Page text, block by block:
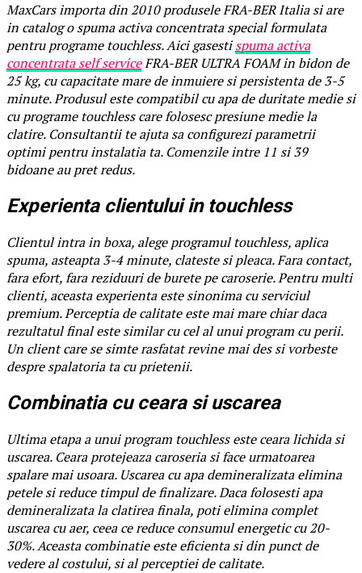
MaxCars importa din 2010 produsele FRA-BER Italia si are
in catalog o spuma activa concentrata special formulata
pentru programe touchless. Aici gasestispuma activa
concentrata self serviceFRA-BER ULTRA FOAM in bidon de
25 kg, cu capacitate mare de inmuiere si persistenta de 3-5
minute. Produsul este compatibil cu apa de duritate medie si
cu programe touchless care folosesc presiune medie la
clatire. Consultantii te ajuta sa configurezi parametrii
optimi pentru instalatia ta. Comenzile intre 11 si 39
bidoane au pret redus.
Experienta clientului in touchless
Clientul intra in boxa, alege programul touchless, aplica
spuma, asteapta 3-4 minute, clateste si pleaca. Fara contact,
fara efort, fara reziduuri de burete pe caroserie. Pentru multi
clienti, aceasta experienta este sinonima cu serviciul
premium. Perceptia de calitate este mai mare chiar daca
rezultatul final este similar cu cel al unui program cu perii.
Un client care se simte rasfatat revine mai des si vorbeste
despre spalatoria ta cu prietenii.
Combinatia cu ceara si uscarea
Ultima etapa a unui program touchless este ceara lichida si
uscarea. Ceara protejeaza caroseria si face urmatoarea
spalare mai usoara. Uscarea cu apa demineralizata elimina
petele si reduce timpul de finalizare. Daca folosesti apa
demineralizata la clatirea finala, poti elimina complet
uscarea cu aer, ceea ce reduce consumul energetic cu 20-
30%. Aceasta combinatie este eficienta si din punct de
vedere al costului, si al perceptiei de calitate.